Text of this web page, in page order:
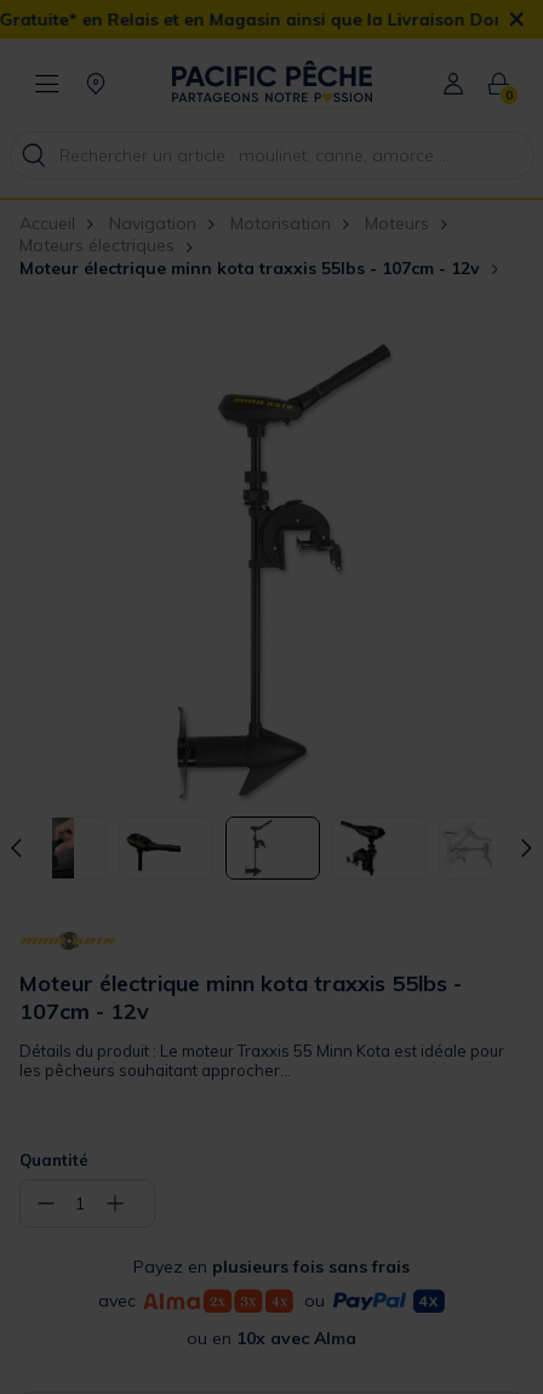
et en Magasin ainsi que la Livraison Domicile offerte dès 90€
×
0
Accueil Navigation Motorisation
Moteurs
Moteurs électriques
Moteur électrique minn kota traxxis 55lbs - 107cm - 12v
Moteur électrique minn kota traxxis 55lbs -
107cm - 12v
Détails du produit : Le moteur Traxxis 55 Minn Kota est idéale pour
les pêcheurs souhaitant approcher...
Quantité
− 1 +
Payez en plusieurs fois sans frais
avec
ou
ou en 10x avec Alma